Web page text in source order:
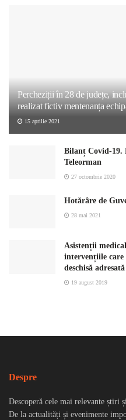
Percheziții în 28 de județe,
realizat fictiv mentenanța
15 aprilie 2021
Bilanț Covid-19.
Teleorman
27 octombrie 2020
Hotărâre de
28 mai 2021
Asistenții
intervențiile care
deschisă
19 august 2019
Despre
Descoperă cele mai relevante știri
De la actualități și evenimente